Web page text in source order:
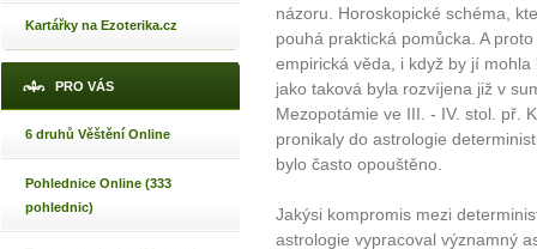
Kartářky na Ezoterika.cz
PRO VÁS
6 druhů Věštění Online
Pohlednice Online (333
pohlednic)
názoru. Horoskopické schéma,
pouhá praktická pomůcka. A
empirická věda, i když by jí
jako taková byla rozvíjena již v
Mezopotámie ve III. - IV. stol. př.
pronikaly do astrologie
bylo často opouštěno.
Jakýsi kompromis mezi
astrologie vypracoval významný